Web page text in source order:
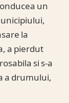
un
la
a pierdut
si s-a
a drumului,